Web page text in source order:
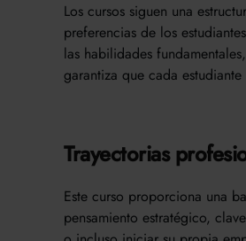
Los cursos siguen una
preferencias de los
las habilidades
garantiza que cada
Trayectorias
Este curso proporciona una
pensamiento estratégico,